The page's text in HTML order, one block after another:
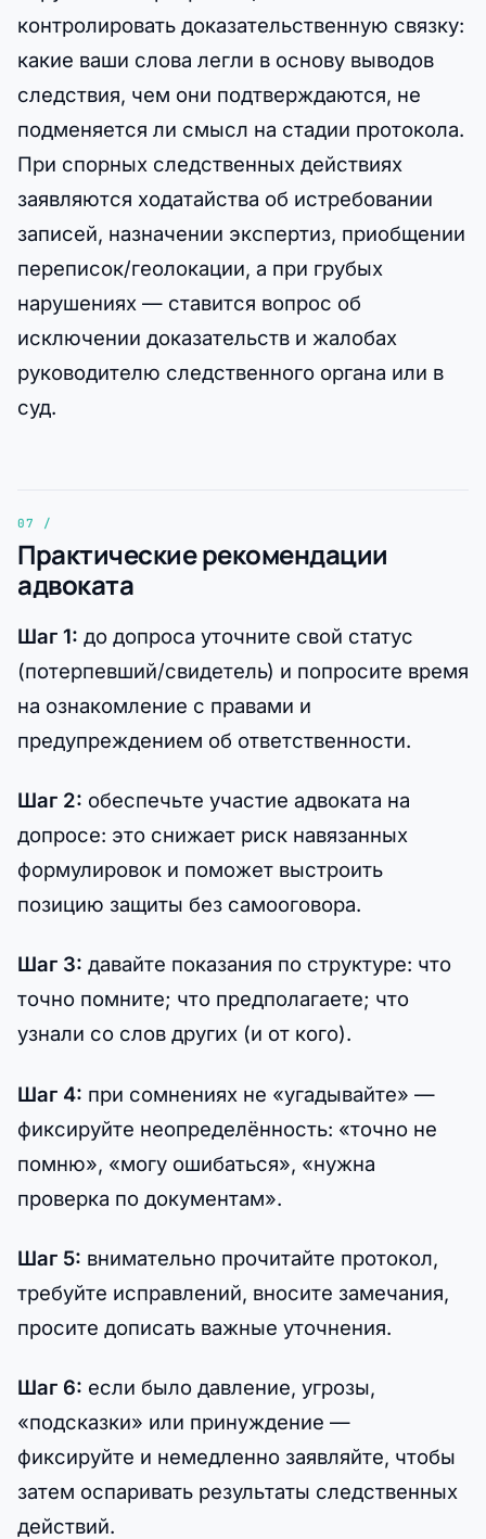
контролировать доказательственную связку:
какие ваши слова легли в основу выводов
следствия, чем они подтверждаются, не
подменяется ли смысл на стадии протокола.
При спорных следственных действиях
заявляются ходатайства об истребовании
записей, назначении экспертиз, приобщении
переписок/геолокации, а при грубых
нарушениях — ставится вопрос об
исключении доказательств и жалобах
руководителю следственного органа или в
суд.
Практические рекомендации
адвоката
Шаг 1: до допроса уточните свой статус
(потерпевший/свидетель) и попросите время
на ознакомление с правами и
предупреждением об ответственности.
Шаг 2: обеспечьте участие адвоката на
допросе: это снижает риск навязанных
формулировок и поможет выстроить
позицию защиты без самооговора.
Шаг 3: давайте показания по структуре: что
точно помните; что предполагаете; что
узнали со слов других (и от кого).
Шаг 4: при сомнениях не «угадывайте» —
фиксируйте неопределённость: «точно не
помню», «могу ошибаться», «нужна
проверка по документам».
Шаг 5: внимательно прочитайте протокол,
требуйте исправлений, вносите замечания,
просите дописать важные уточнения.
Шаг 6: если было давление, угрозы,
«подсказки» или принуждение —
фиксируйте и немедленно заявляйте, чтобы
затем оспаривать результаты следственных
действий.